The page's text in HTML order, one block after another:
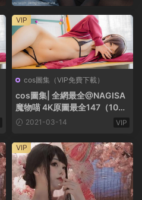
cos圖集（VIP免費下載）
cos圖集| 全網最全@NAGISA
魔物喵 4K原圖最全147（105
正+42散）套寫真合集 25.87G
2021-03-14 VIP
VIP
VIP